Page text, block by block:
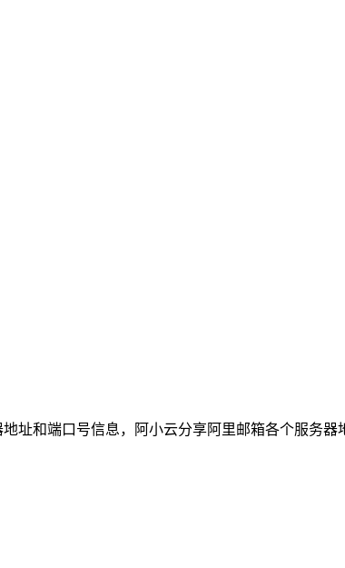
址和端口号信息，阿小云分享阿里邮箱各个服务